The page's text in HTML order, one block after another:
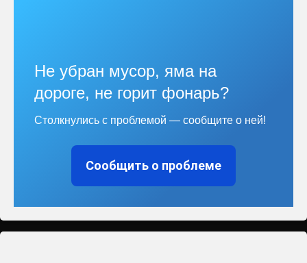
Не убран мусор, яма на
дороге, не горит фонарь?
Столкнулись с проблемой — сообщите о ней!
Сообщить о проблеме